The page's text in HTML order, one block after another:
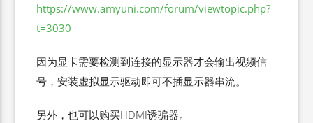
https://www.amyuni.com/forum/viewtopic.php?
t=3030
因为显卡需要检测到连接的显示器才会输出视频信
号，安装虚拟显示驱动即可不插显示器串流。
另外，也可以购买HDMI诱骗器。